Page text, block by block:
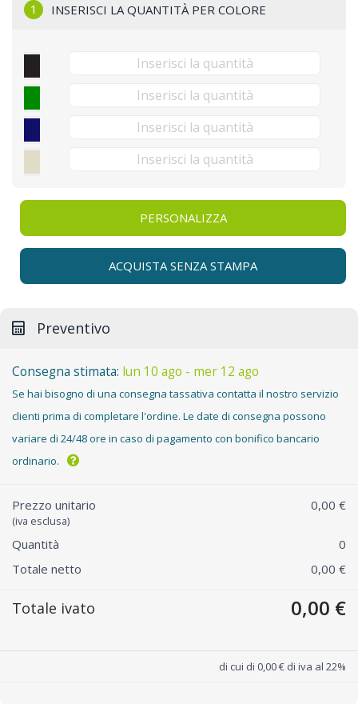
1 INSERISCI LA QUANTITÀ PER COLORE
PERSONALIZZA
ACQUISTA SENZA STAMPA
Preventivo
Consegna stimata: lun 10 ago - mer 12 ago
Se hai bisogno di una consegna tassativa contatta il nostro servizio
clienti prima di completare l'ordine. Le date di consegna possono
variare di 24/48 ore in caso di pagamento con bonifico bancario
ordinario.
Prezzo unitario
(iva esclusa)
0,00 €
Quantità
0
Totale netto
0,00 €
Totale ivato 0,00 €
di cui di 0,00 € di iva al 22%